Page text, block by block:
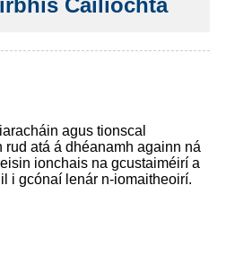
agus tionscal
atá á dhéanamh againn ná
ionchais na gcustaiméirí a
i gcónaí lenár n-iomaitheoirí.